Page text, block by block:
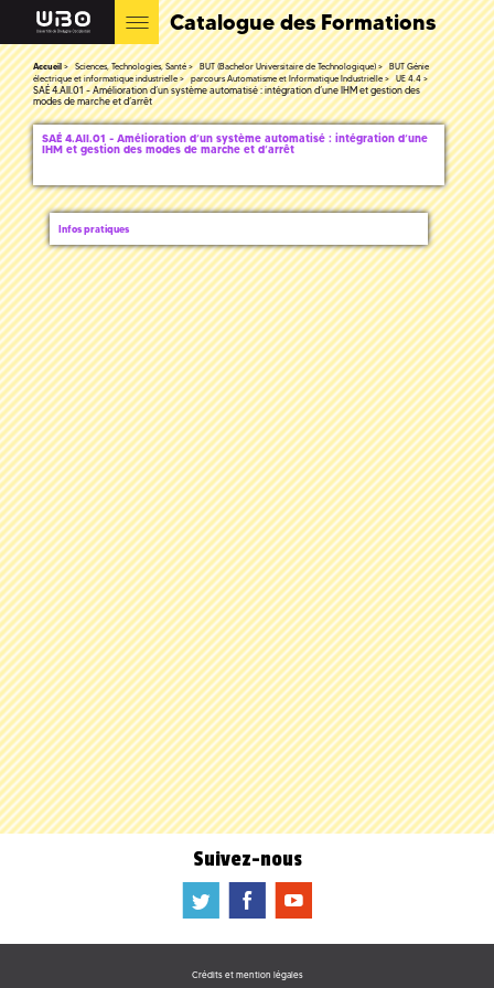
Catalogue des Formations
Accueil Sciences, Technologies, Santé BUT (Bachelor Universitaire de Technologique)
BUT Génie
électrique et informatique industrielle
parcours Automatisme et Informatique Industrielle UE 4.4
SAÉ 4.AII.01 - Amélioration d’un système automatisé : intégration d’une IHM et gestion des
modes de marche et d’arrêt
SAÉ 4.AII.01 - Amélioration d’un système automatisé : intégration d’une
IHM et gestion des modes de marche et d’arrêt
Infos pratiques
Suivez-nous
a b f
Crédits et mention légales